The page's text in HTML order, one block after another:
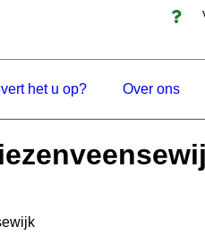
het u op? Over ons